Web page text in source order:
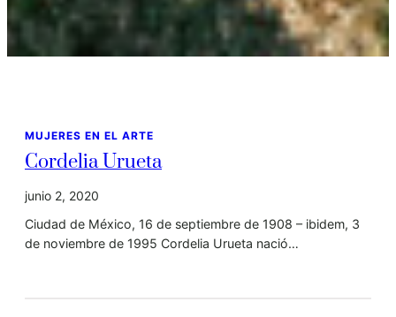
MUJERES EN EL ARTE
Cordelia Urueta
junio 2, 2020
Ciudad de México, 16 de septiembre de 1908 – ibidem, 3
de noviembre de 1995 Cordelia Urueta nació…